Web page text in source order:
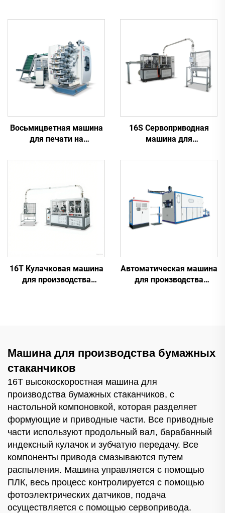
Восьмицветная машина
для печати на
стаканчиках
16S Сервоприводная
машина для
стаканчиков
16T Кулачковая машина
для производства
Автоматическая машина
для производства
Машина для производства бумажных
стаканчиков
16T высокоскоростная машина для
производства бумажных стаканчиков, с
настольной компоновкой, которая разделяет
формующие и приводные части. Все приводные
части используют продольный вал, барабанный
индексный кулачок и зубчатую передачу. Все
компоненты привода смазываются путем
распыления. Машина управляется с помощью
ПЛК, весь процесс контролируется с помощью
фотоэлектрических датчиков, подача
осуществляется с помощью сервопривода.